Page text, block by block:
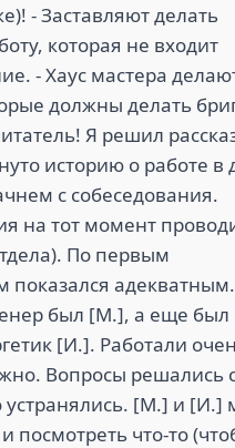
- Заставляют делать
которая не входит
- Хаус мастера
должны делать
Я решил
историю о работе в
с собеседования.
на тот момент
По первым
показался адекватным.
был [М.], а еще был
[И.]. Работали
Вопросы решались
устранялись. [М.] и [И.]
посмотреть что-то